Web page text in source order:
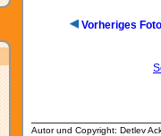
Vorheriges Foto
Autor und Copyright: Detlev